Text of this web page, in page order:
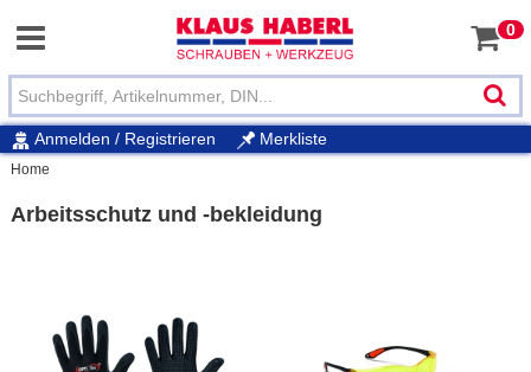
0
Anmelden / Registrieren Merkliste
Home
Arbeitsschutz und -bekleidung